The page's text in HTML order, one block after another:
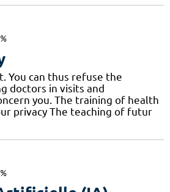
You can thus refuse the
doctors in visits and
you. The training of health
privacy The teaching of futur